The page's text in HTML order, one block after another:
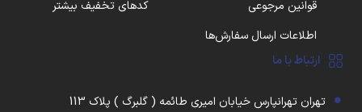
قوانین مرجوعی
کدهای تخفیف بیشتر
اطلاعات ارسال سفارش‌ها
ارتباط با ما
تهران تهرانپارس خیابان امیری طائمه ( گلبرگ ) پلاک 113